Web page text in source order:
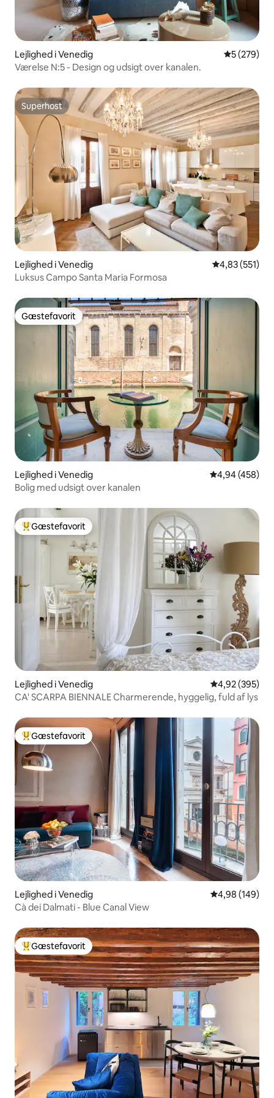
Lejlighed i Venedig 5 ud af 5 i
5 (279)
Værelse N:5 - Design og udsigt over kanalen.
Superhost
Superhost
Lejlighed i Venedig 4,83 ud af 5 i
4,83 (551)
Luksus Campo Santa Maria Formosa
Gæstefavorit
Gæstefavorit
Lejlighed i Venedig 4,94 ud af 5 i
4,94 (458)
Bolig med udsigt over kanalen
Bedste gæstefavorit
Gæstefavorit
Lejlighed i Venedig 4,92 ud af 5 i
4,92 (395)
CA' SCARPA BIENNALE Charmerende, hyggelig, fuld af lys
Bedste gæstefavorit
Gæstefavorit
Lejlighed i Venedig 4,98 ud af 5 i
4,98 (149)
Cà dei Dalmati - Blue Canal View
Bedste gæstefavorit
Gæstefavorit